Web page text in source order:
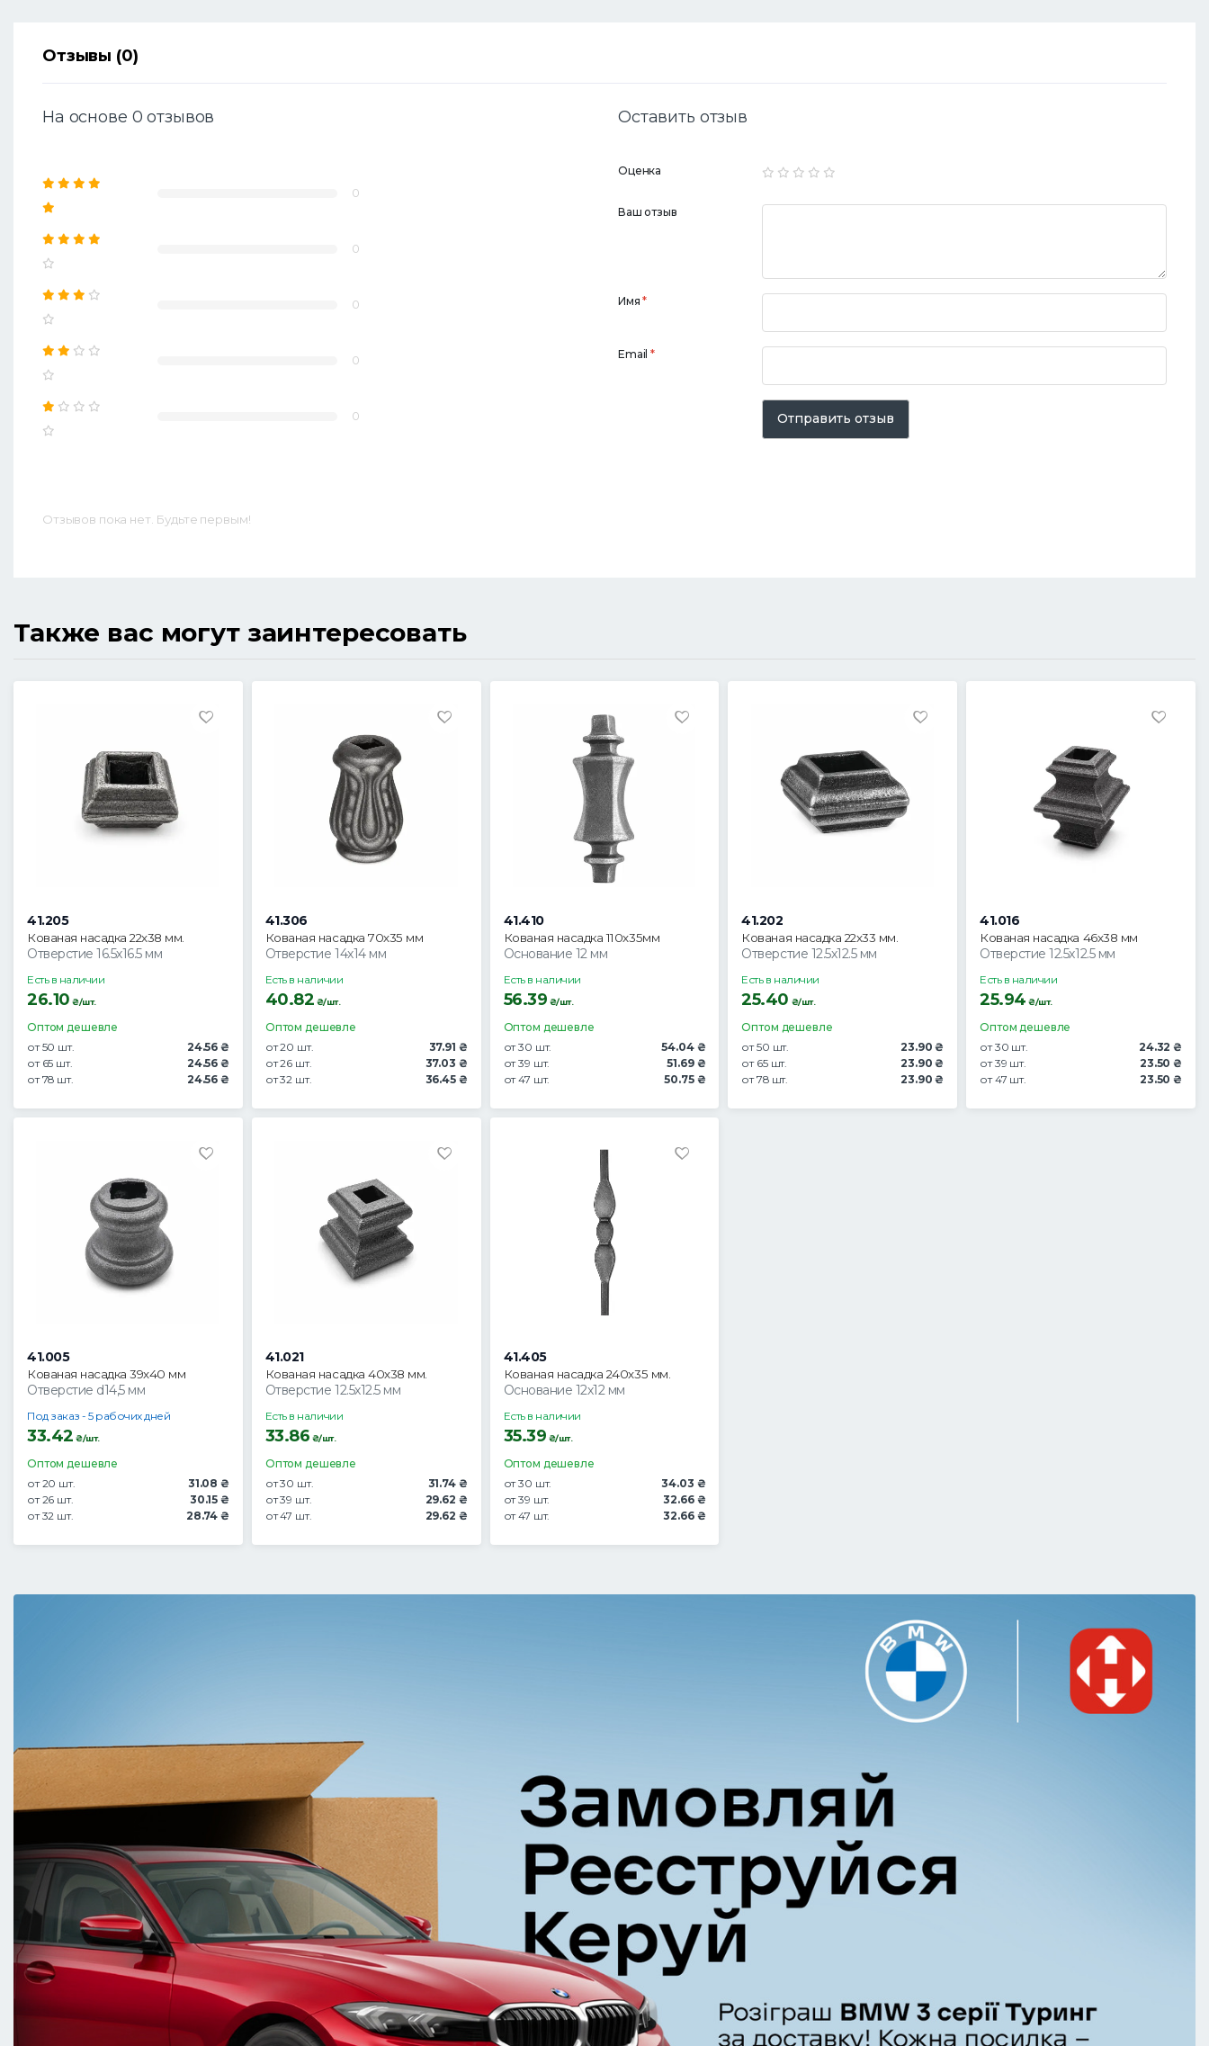
Отзывы (0)
На основе 0 отзывов
0
0
0
0
0
Оставить отзыв
Оценка
Ваш отзыв
Имя*
Email*
Отправить отзыв
Отзывов пока нет. Будьте первым!
Также вас могут заинтересовать
41.205
Кованая насадка 22х38 мм.
Отверстие 16.5х16.5 мм
Есть в наличии
26.10 ₴/шт.
Оптом дешевле
от 50 шт.
24.56 ₴
от 65 шт.
24.56 ₴
от 78 шт.
24.56 ₴
41.306
Кованая насадка 70х35 мм
Отверстие 14х14 мм
Есть в наличии
40.82 ₴/шт.
Оптом дешевле
от 20 шт.
37.91 ₴
от 26 шт.
37.03 ₴
от 32 шт.
36.45 ₴
41.410
Кованая насадка 110х35мм
Основание 12 мм
Есть в наличии
56.39 ₴/шт.
Оптом дешевле
от 30 шт.
54.04 ₴
от 39 шт.
51.69 ₴
от 47 шт.
50.75 ₴
41.202
Кованая насадка 22х33 мм.
Отверстие 12.5х12.5 мм
Есть в наличии
25.40 ₴/шт.
Оптом дешевле
от 50 шт.
23.90 ₴
от 65 шт.
23.90 ₴
от 78 шт.
23.90 ₴
41.016
Кованая насадка 46х38 мм
Отверстие 12.5х12.5 мм
Есть в наличии
25.94 ₴/шт.
Оптом дешевле
от 30 шт.
24.32 ₴
от 39 шт.
23.50 ₴
от 47 шт.
23.50 ₴
41.005
Кованая насадка 39х40 мм
Отверстие d14,5 мм
Под заказ - 5 рабочих дней
33.42 ₴/шт.
Оптом дешевле
от 20 шт.
31.08 ₴
от 26 шт.
30.15 ₴
от 32 шт.
28.74 ₴
41.021
Кованая насадка 40х38 мм.
Отверстие 12.5х12.5 мм
Есть в наличии
33.86 ₴/шт.
Оптом дешевле
от 30 шт.
31.74 ₴
от 39 шт.
29.62 ₴
от 47 шт.
29.62 ₴
41.405
Кованая насадка 240х35 мм.
Основание 12х12 мм
Есть в наличии
35.39 ₴/шт.
Оптом дешевле
от 30 шт.
34.03 ₴
от 39 шт.
32.66 ₴
от 47 шт.
32.66 ₴